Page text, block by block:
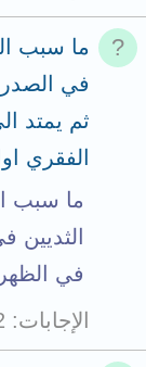
ما سبب
في الصدر
ثم يمتد
الفقري
ما سبب
في
الإجابات